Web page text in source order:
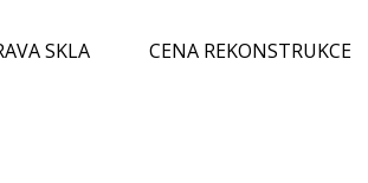
SKLA CENA REKONSTRUKCE